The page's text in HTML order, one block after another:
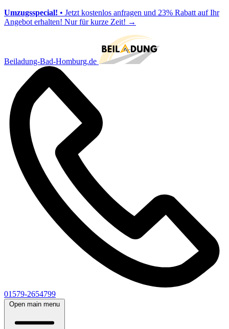
Umzugsspecial! • Jetzt kostenlos anfragen und 23% Rabatt auf Ihr
Angebot erhalten! Nur für kurze Zeit! →
Beiladung-Bad-Homburg.de
01579-2654799
Open main menu